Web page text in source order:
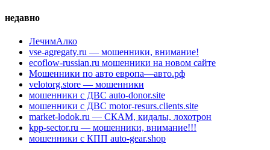
недавно
ЛечимАлко
vse-agregaty.ru — мошенники, внимание!
ecoflow-russian.ru мошенники на новом сайте
Мошенники по авто европа—авто.рф
velotorg.store — мошенники
мошенники с ДВС auto-donor.site
мошенники с ДВС motor-resurs.clients.site
market-lodok.ru — СКАМ, кидалы, лохотрон
kpp-sector.ru — мошенники, внимание!!!
мошенники с КПП auto-gear.shop